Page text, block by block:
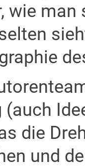
wie
(auch
die
und